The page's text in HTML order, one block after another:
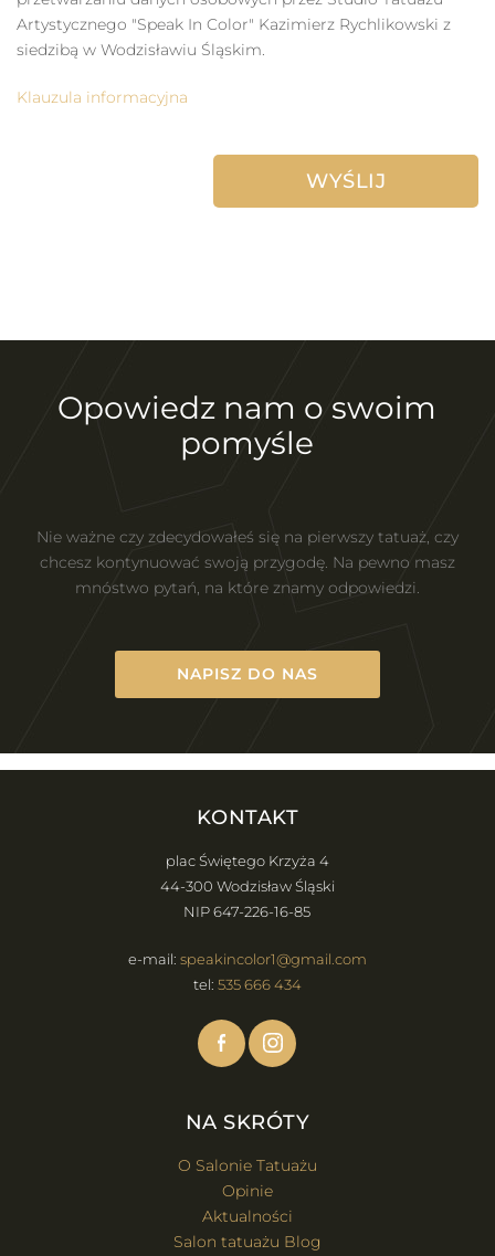
Artystycznego "Speak In Color" Kazimierz Rychlikowski z
siedzibą w Wodzisławiu Śląskim.
Klauzula informacyjna
Opowiedz nam o swoim
pomyśle
Nie ważne czy zdecydowałeś się na pierwszy tatuaż, czy
chcesz kontynuować swoją przygodę. Na pewno masz
mnóstwo pytań, na które znamy odpowiedzi.
NAPISZ DO NAS
KONTAKT
plac Świętego Krzyża 4
44-300 Wodzisław Śląski
NIP 647-226-16-85
e-mail: speakincolor1@gmail.com
tel: 535 666 434
NA SKRÓTY
O Salonie Tatuażu
Opinie
Aktualności
Salon tatuażu Blog